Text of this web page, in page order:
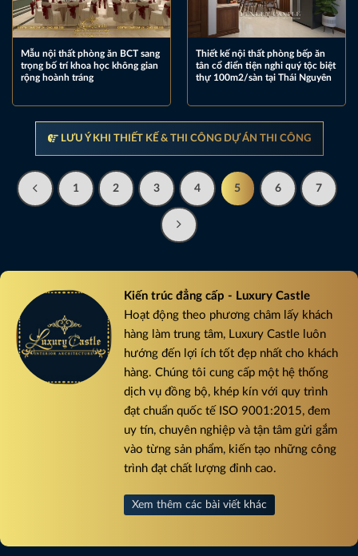
Mẫu nội thất phòng ăn BCT sang
trọng bố trí khoa học không gian
rộng hoành tráng
Thiết kế nội thất phòng bếp ăn
tân cổ điển tiện nghi quý tộc biệt
thự 100m2/sàn tại Thái Nguyên
LƯU Ý KHI THIẾT KẾ & THI CÔNG DỰ ÁN THI CÔNG
1 2 3 4 5 6 7
Kiến trúc đẳng cấp - Luxury Castle
Hoạt động theo phương châm lấy khách
hàng làm trung tâm, Luxury Castle luôn
hướng đến lợi ích tốt đẹp nhất cho khách
hàng. Chúng tôi cung cấp một hệ thống
dịch vụ đồng bộ, khép kín với quy trình
đạt chuẩn quốc tế ISO 9001:2015, đem
uy tín, chuyên nghiệp và tận tâm gửi gắm
vào từng sản phẩm, kiến tạo những công
trình đạt chất lượng đỉnh cao.
Xem thêm các bài viết khác